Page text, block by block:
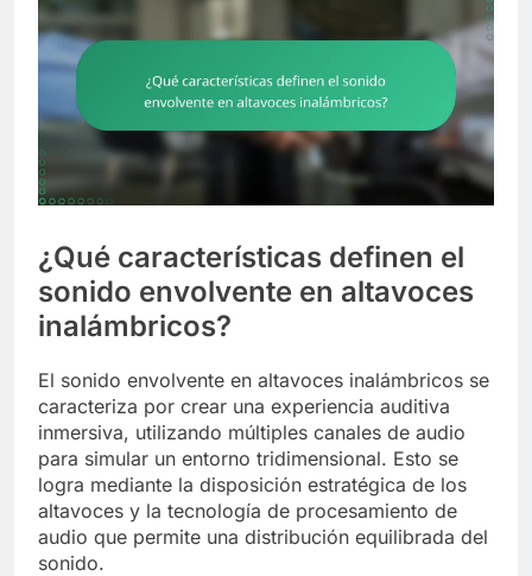
¿Qué características definen el
sonido envolvente en altavoces
inalámbricos?
El sonido envolvente en altavoces inalámbricos se
caracteriza por crear una experiencia auditiva
inmersiva, utilizando múltiples canales de audio
para simular un entorno tridimensional. Esto se
logra mediante la disposición estratégica de los
altavoces y la tecnología de procesamiento de
audio que permite una distribución equilibrada del
sonido.